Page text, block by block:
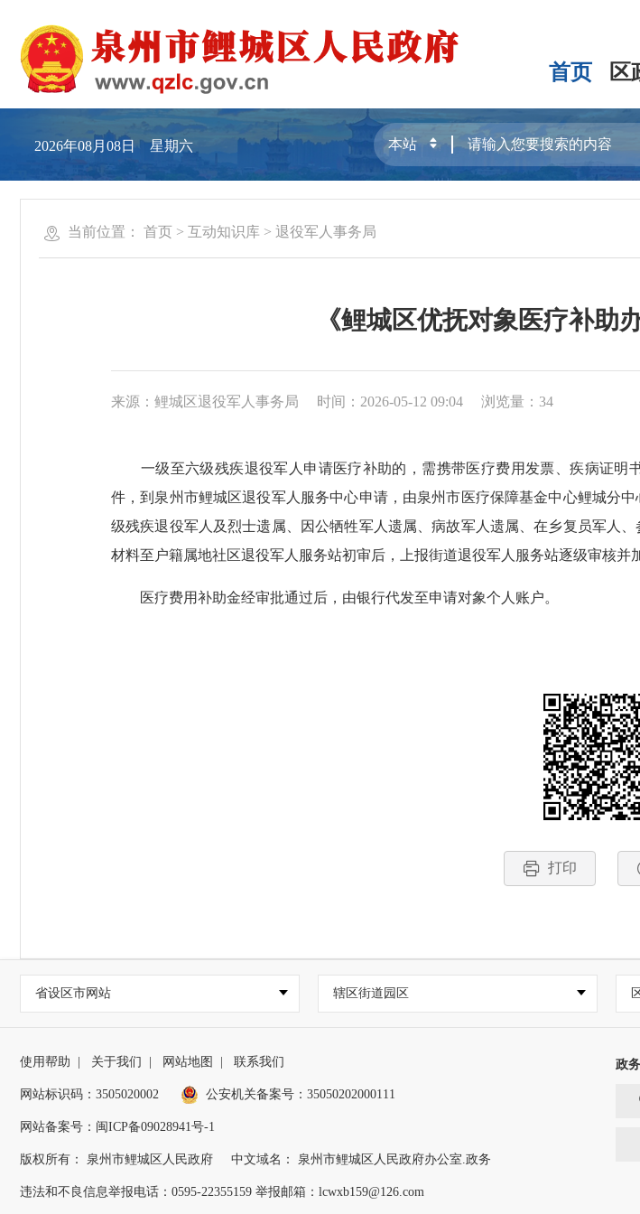
首页 区
2026年08月08日 星期六
当前位置： 首页 > 互动知识库 > 退役军人事务局
《鲤城区优抚对象医疗补助
来源：鲤城区退役军人事务局 时间：2026-05-12 09:04 浏览量： 34
一级至六级残疾退役军人申请医疗补助的，需携带医疗费用发票、疾病证明
件，到泉州市鲤城区退役军人服务中心申请，由泉州市医疗保障基金中心鲤城分
级残疾退役军人及烈士遗属、因公牺牲军人遗属、病故军人遗属、在乡复员军人
材料至户籍属地社区退役军人服务站初审后，上报街道退役军人服务站逐级审核并
医疗费用补助金经审批通过后，由银行代发至申请对象个人账户。
打印
省设区市网站 辖区街道园区
使用帮助 | 关于我们 | 网站地图 | 联系我们
网站标识码：3505020002 公安机关备案号：35050202000111
网站备案号：闽ICP备09028941号-1
版权所有： 泉州市鲤城区人民政府 中文域名： 泉州市鲤城区人民政府办公室.政务
违法和不良信息举报电话：0595-22355159 举报邮箱：lcwxb159@126.com
政